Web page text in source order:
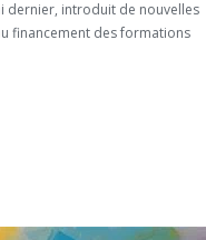
dernier, introduit de nouvelles
financement des formations